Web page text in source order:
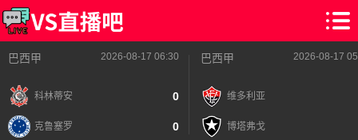
巴西甲 2026-08-17 06:30
科林蒂安 0
克鲁塞罗 0
巴西甲 2026-08-17
维多利亚
博塔弗戈